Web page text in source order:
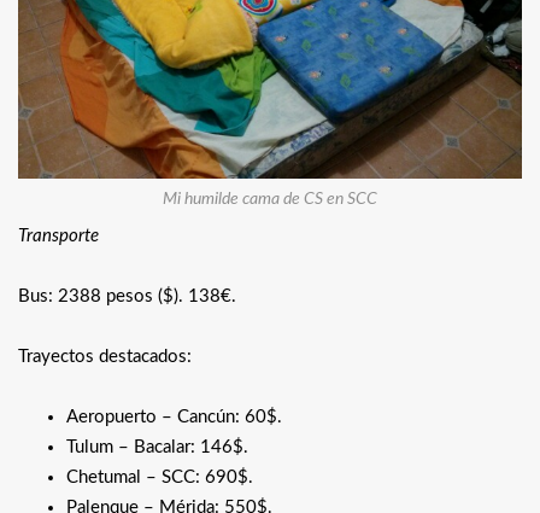
Mi humilde cama de CS en SCC
Transporte
Bus: 2388 pesos ($). 138€.
Trayectos destacados:
Aeropuerto – Cancún: 60$.
Tulum – Bacalar: 146$.
Chetumal – SCC: 690$.
Palenque – Mérida: 550$.